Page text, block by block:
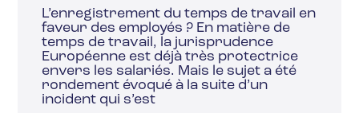
L’enregistrement du temps de travail en
faveur des employés ? En matière de
temps de travail, la jurisprudence
Européenne est déjà très protectrice
envers les salariés. Mais le sujet a été
rondement évoqué à la suite d’un
incident qui s’est